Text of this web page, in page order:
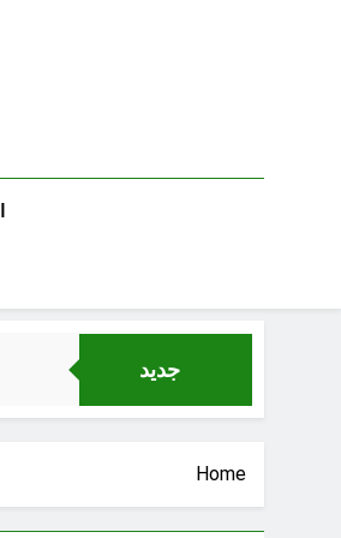
جديد
Home